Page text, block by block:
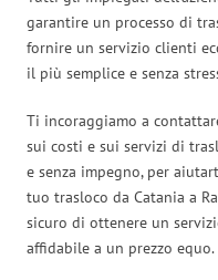
garantire un processo di
fornire un servizio clienti
il più semplice e senza
Ti incoraggiamo a
sui costi e sui servizi di
e senza impegno, per
tuo trasloco da Catania a
sicuro di ottenere un
affidabile a un prezzo equo.